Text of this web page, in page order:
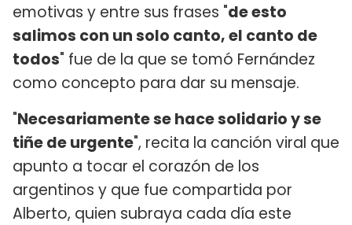
emotivas y entre sus frases "de esto
salimos con un solo canto, el canto de
todos" fue de la que se tomó Fernández
como concepto para dar su mensaje.
"Necesariamente se hace solidario y se
tiñe de urgente", recita la canción viral que
apunto a tocar el corazón de los
argentinos y que fue compartida por
Alberto, quien subraya cada día este